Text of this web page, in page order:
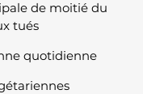
de moitié du
tués
quotidienne